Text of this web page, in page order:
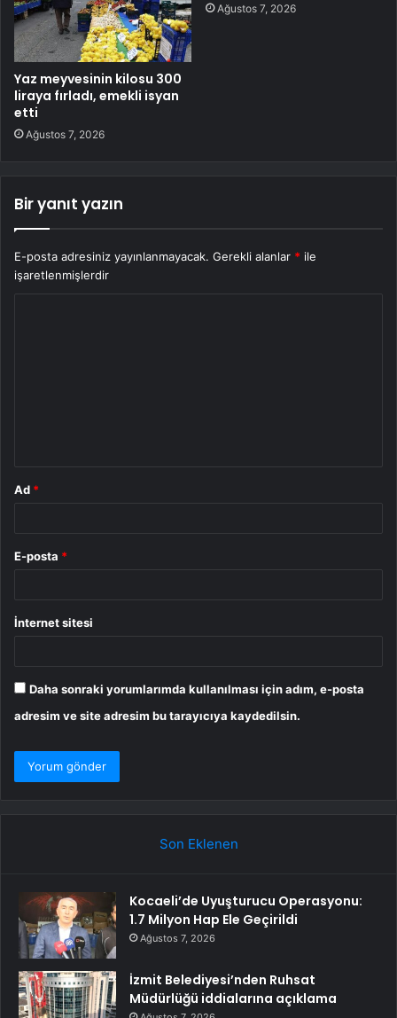
Yaz meyvesinin kilosu 300
liraya fırladı, emekli isyan
etti
Ağustos 7, 2026
Ağustos 7, 2026
Bir yanıt yazın
E-posta adresiniz yayınlanmayacak. Gerekli alanlar * ile
işaretlenmişlerdir
Ad *
E-posta *
İnternet sitesi
Daha sonraki yorumlarımda kullanılması için adım, e-posta
adresim ve site adresim bu tarayıcıya kaydedilsin.
Son Eklenen
Kocaeli’de Uyuşturucu Operasyonu:
1.7 Milyon Hap Ele Geçirildi
Ağustos 7, 2026
İzmit Belediyesi’nden Ruhsat
Müdürlüğü iddialarına açıklama